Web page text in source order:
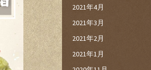
2021年4月
2021年3月
2021年2月
2021年1月